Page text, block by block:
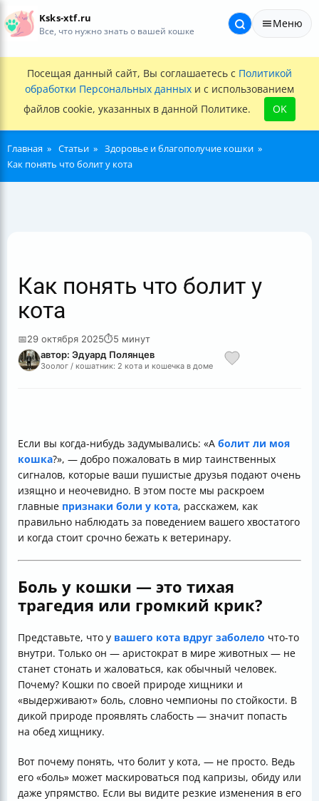
Ksks-xtf.ru
Все, что нужно знать о вашей кошке
Меню
Посещая данный сайт, Вы соглашаетесь с Политикой
обработки Персональных данных и с использованием
файлов cookie, указанных в данной Политике.
OK
Главная Статьи
Здоровье и благополучие кошки
Как понять что болит у кота
Как понять что болит у
кота
📅29 октября 2025⏱5 минут
автор: Эдуард Полянцев
Зоолог / кошатник: 2 кота и кошечка в доме
Если вы когда-нибудь задумывались: «А болит ли моя
кошка?», — добро пожаловать в мир таинственных
сигналов, которые ваши пушистые друзья подают очень
изящно и неочевидно. В этом посте мы раскроем
главные признаки боли у кота, расскажем, как
правильно наблюдать за поведением вашего хвостатого
и когда стоит срочно бежать к ветеринару.
Боль у кошки — это тихая
трагедия или громкий крик?
Представьте, что у вашего кота вдруг заболело что-то
внутри. Только он — аристократ в мире животных — не
станет стонать и жаловаться, как обычный человек.
Почему? Кошки по своей природе хищники и
«выдерживают» боль, словно чемпионы по стойкости. В
дикой природе проявлять слабость — значит попасть
на обед хищнику.
Вот почему понять, что болит у кота, — не просто. Ведь
его «боль» может маскироваться под капризы, обиду или
даже упрямство. Если вы видите резкие изменения в его